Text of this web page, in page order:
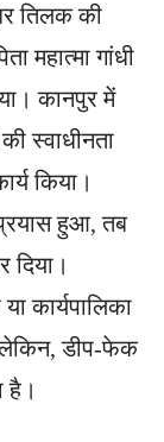
तिलक की
महात्मा गांधी
कानपुर में
स्वाधीनता
किया।
हुआ, तब
दिया।
कार्यपालिका
लेकिन, डीप-फेक
है।